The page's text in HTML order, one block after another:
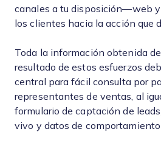
canales a tu disposición—web
los clientes hacia la acción que
Toda la información obtenida
resultado de estos esfuerzos
central para fácil consulta por
representantes de ventas, al
formulario de captación de
vivo y datos de comportamiento